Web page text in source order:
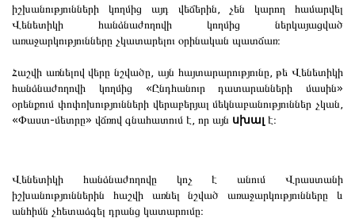
իշխանությունների կողմից այդ վեճերին, չեն կարող համարվել
Վենետիկի հանձնաժողովի կողմից ներկայացված
առաջարկությունները չկատարելու օրինական պատճառ։
Հաշվի առնելով վերը նշվածը, այն հայտարարությունը, թե Վենետիկի
հանձնաժողովի կողմից «Ընդհանուր դատարանների մասին»
օրենքում փոփոխությունների վերաբերյալ մեկնաբանություններ չկան,
«Փաստ-մետրը» վճռով գնահատում է, որ այն սխալ է։
Վենետիկի հանձնաժողովը կոչ է անում Վրաստանի
իշխանություններին հաշվի առնել նշված առաջարկությունները և
անհիմն չհետաձգել դրանց կատարումը։